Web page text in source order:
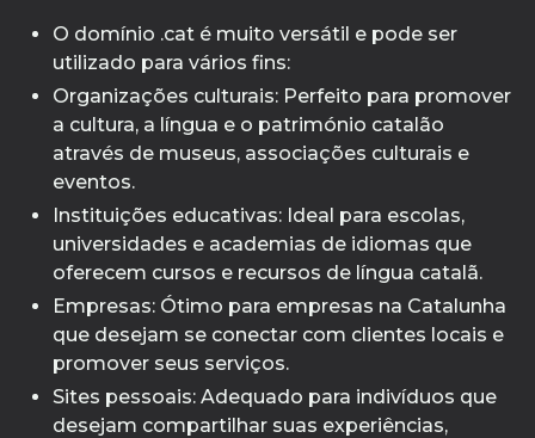
O domínio .cat é muito versátil e pode ser
utilizado para vários fins:
Organizações culturais: Perfeito para promover
a cultura, a língua e o património catalão
através de museus, associações culturais e
eventos.
Instituições educativas: Ideal para escolas,
universidades e academias de idiomas que
oferecem cursos e recursos de língua catalã.
Empresas: Ótimo para empresas na Catalunha
que desejam se conectar com clientes locais e
promover seus serviços.
Sites pessoais: Adequado para indivíduos que
desejam compartilhar suas experiências,